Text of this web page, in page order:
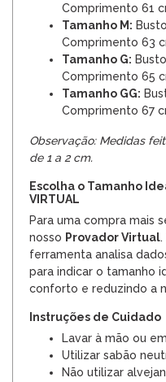
Comprimento 61
Tamanho M:
Comprimento 63
Tamanho G:
Comprimento 65
Tamanho GG:
Comprimento 67
Observação: Medidas
de 1 a 2 cm.
Escolha o Tamanho
VIRTUAL
Para uma compra mais
nosso Provador Virtual
ferramenta analisa
para indicar o tamanho
conforto e reduzindo a
Instruções de Cuidado
Lavar à mão ou
Utilizar sabão
Não utilizar